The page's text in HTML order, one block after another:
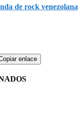
de rock
enlace